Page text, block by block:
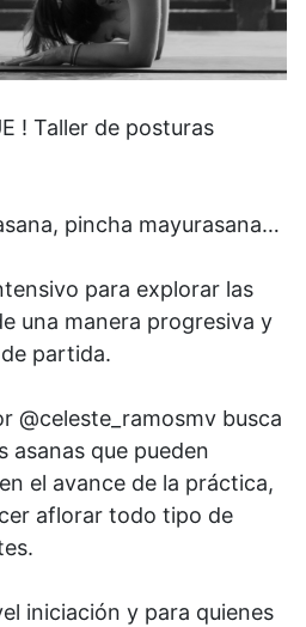
! Taller de posturas
pincha mayurasana…
para explorar las
una manera progresiva y
partida.
@celeste_ramosmv busca
asanas que pueden
el avance de la práctica,
aflorar todo tipo de
iniciación y para quienes